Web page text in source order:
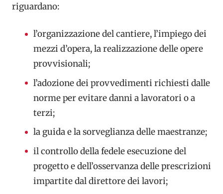
riguardano:
l’organizzazione del cantiere, l’impiego dei
mezzi d’opera, la realizzazione delle opere
provvisionali;
l’adozione dei provvedimenti richiesti dalle
norme per evitare danni a lavoratori o a
terzi;
la guida e la sorveglianza delle maestranze;
il controllo della fedele esecuzione del
progetto e dell’osservanza delle prescrizioni
impartite dal direttore dei lavori;